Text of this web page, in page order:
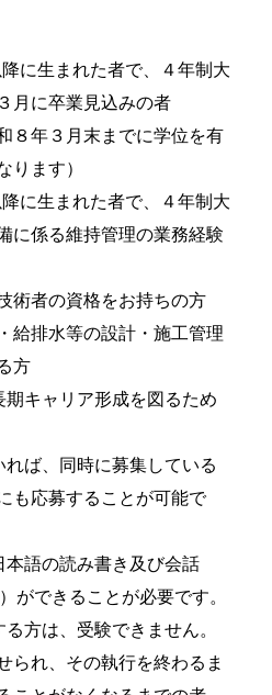
に生まれた者で、４年制大
月に卒業見込みの者
８年３月末までに学位を有
ります）
に生まれた者で、４年制大
に係る維持管理の業務経験
術者の資格をお持ちの方
給排水等の設計・施工管理
方
キャリア形成を図るため
ば、同時に募集している
も応募することが可能で
語の読み書き及び会話
ができることが必要です。
方は、受験できません。
れ、その執行を終わるま